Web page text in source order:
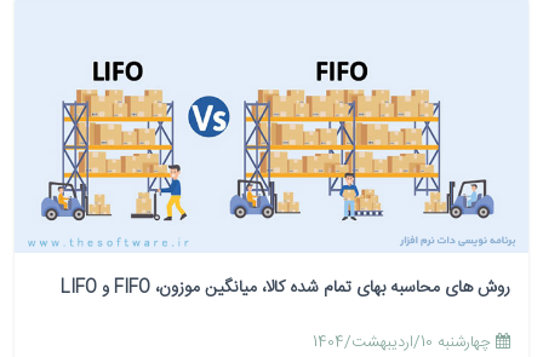
روش های محاسبه بهای تمام شده کالا، میانگین موزون، FIFO و LIFO
چهارشنبه 10/اردیبهشت/1404